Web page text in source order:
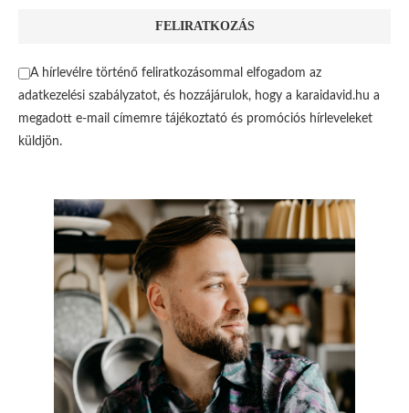
A hírlevélre történő feliratkozásommal elfogadom az
adatkezelési szabályzatot, és hozzájárulok, hogy a karaidavid.hu a
megadott e-mail címemre tájékoztató és promóciós hírleveleket
küldjön.